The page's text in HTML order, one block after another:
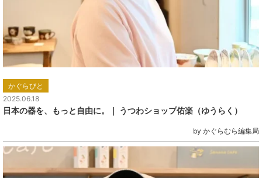
かぐらびと
2025.06.18
日本の器を、もっと自由に。｜ うつわショップ佑楽（ゆうらく）
by かぐらむら編集局